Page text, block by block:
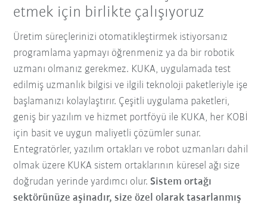
etmek için birlikte çalışıyoruz
Üretim süreçlerinizi otomatikleştirmek istiyorsanız
programlama yapmayı öğrenmeniz ya da bir robotik
uzmanı olmanız gerekmez. KUKA, uygulamada test
edilmiş uzmanlık bilgisi ve ilgili teknoloji paketleriyle işe
başlamanızı kolaylaştırır. Çeşitli uygulama paketleri,
geniş bir yazılım ve hizmet portföyü ile KUKA, her KOBİ
için basit ve uygun maliyetli çözümler sunar.
Entegratörler, yazılım ortakları ve robot uzmanları dahil
olmak üzere KUKA sistem ortaklarının küresel ağı size
doğrudan yerinde yardımcı olur. Sistem ortağı
sektörünüze aşinadır, size özel olarak tasarlanmış